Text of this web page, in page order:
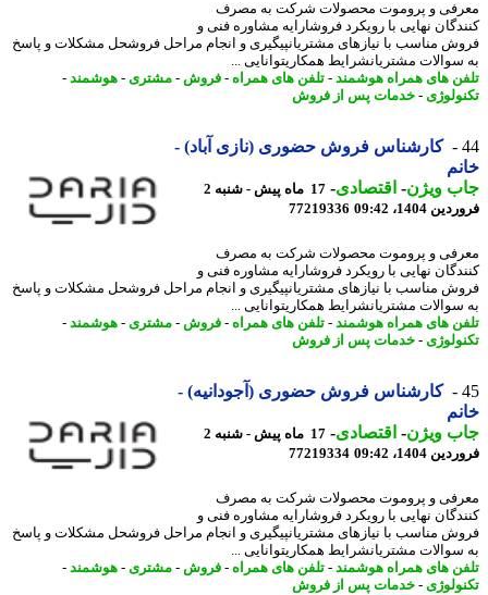
و پروموت محصولات شرکت به مصرف
نهایی با رویکرد فروشارایه مشاوره فنی و
مناسب با نیازهای مشتریانپیگیری و انجام مراحل فروشحل مشکلات و پاسخ
مشتریانشرایط همکاریتوانایی ...
های همراه هوشمند-تلفن های همراه- فروش -مشتری- هوشمند-
-خدمات پس از فروش
کارشناس فروش حضوری (نازی آباد) -
ویژن-اقتصادی-
17 ماه پیش - شنبه 2
1404، 09:42
77219336
و پروموت محصولات شرکت به مصرف
نهایی با رویکرد فروشارایه مشاوره فنی و
مناسب با نیازهای مشتریانپیگیری و انجام مراحل فروشحل مشکلات و پاسخ
مشتریانشرایط همکاریتوانایی ...
های همراه هوشمند-تلفن های همراه- فروش -مشتری- هوشمند-
-خدمات پس از فروش
کارشناس فروش حضوری (آجودانیه) -
ویژن-اقتصادی-
17 ماه پیش - شنبه 2
1404، 09:42
77219334
و پروموت محصولات شرکت به مصرف
نهایی با رویکرد فروشارایه مشاوره فنی و
مناسب با نیازهای مشتریانپیگیری و انجام مراحل فروشحل مشکلات و پاسخ
مشتریانشرایط همکاریتوانایی ...
های همراه هوشمند-تلفن های همراه- فروش -مشتری- هوشمند-
-خدمات پس از فروش